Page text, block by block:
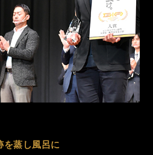
を蒸し風呂に